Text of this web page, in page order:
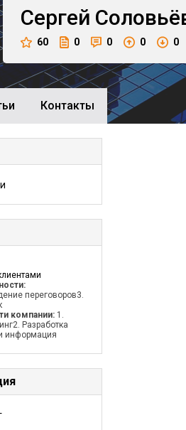
Сергей
60 0 0 0 0
Контакты
переговоров3.
компании: 1.
Разработка
информация